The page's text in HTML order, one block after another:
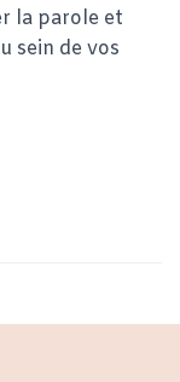
la parole et
sein de vos